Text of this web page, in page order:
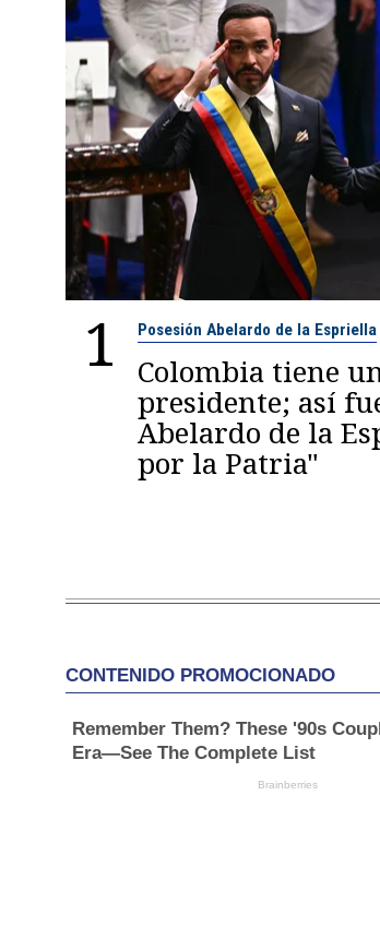
1 Posesión Abelardo de la Espriella
Colombia tiene
presidente; así
Abelardo de la
por la Patria"